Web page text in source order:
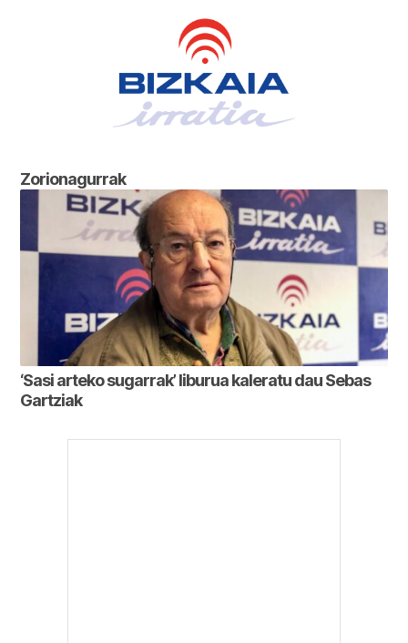
Zorionagurrak
‘Sasi arteko sugarrak’ liburua kaleratu dau Sebas
Gartziak